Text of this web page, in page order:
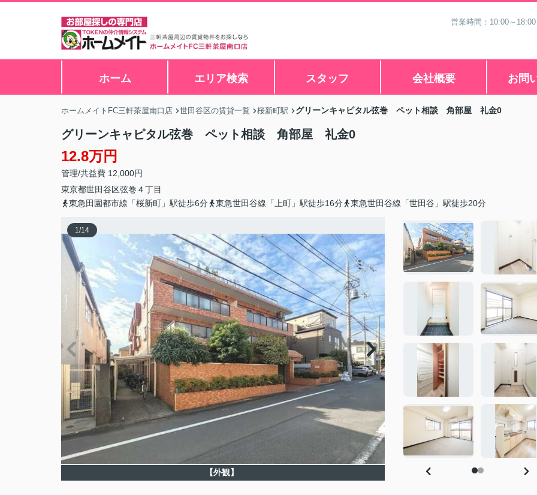
営業時間：10:00～
ホーム エリア検索 スタッフ 会社概要 お問
ホームメイトFC三軒茶屋南口店 世田谷区の賃貸一覧 桜新町駅 グリーンキャピタル弦巻 ペット相談 角部屋 礼金0
グリーンキャピタル弦巻 ペット相談 角部屋 礼金0
12.8万円
管理/共益費 12,000円
東京都世田谷区弦巻 ４丁目
東急田園都市線「桜新町」駅徒歩6分
東急世田谷線「上町」駅徒歩16分 東急世田谷線「世田谷」駅徒歩20分
1/14
【外観】